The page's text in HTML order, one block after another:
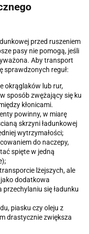
przed ruszeniem
pasy nie pomogą, jeśli
Aby transport
sprawdzonych reguł:
okrąglaków lub rur,
sposób zwężający się ku
kłonicami.
powinny, w miarę
skrzyni ładunkowej
wytrzymałości;
do naczepy,
spięte w jedną
lżejszych, ale
jako dodatkowa
się ładunku
piasku czy oleju z
drastycznie zwiększa